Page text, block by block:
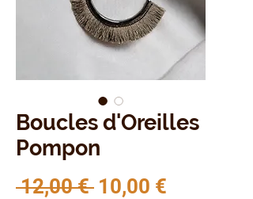
Boucles d'Oreilles
Pompon
12,00 € Prix original
10,00 €